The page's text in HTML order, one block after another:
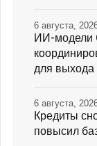
ИИ-модели
для выхода
6 августа,
Кредиты
повысил
6 августа,